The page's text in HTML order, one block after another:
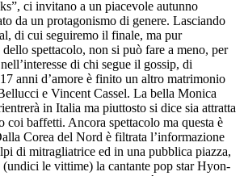
ci invitano a un piacevole autunno
da un protagonismo di genere. Lasciando
di cui seguiremo il finale, ma pur
spettacolo, non si può fare a meno, per
di chi segue il gossip, di
anni d’amore è finito un altro matrimonio
e Vincent Cassel. La bella Monica
in Italia ma piuttosto si dice sia attratta
coi baffetti. Ancora spettacolo ma questa è
Corea del Nord è filtrata l’informazione
di mitragliatrice ed in una pubblica piazza,
le vittime) la cantante pop star Hyon-